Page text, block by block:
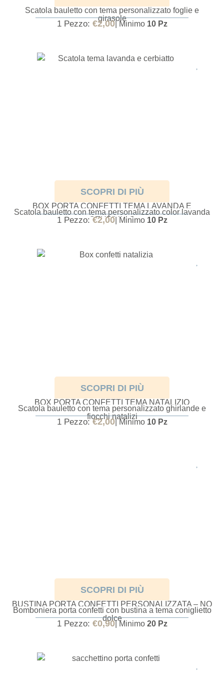
BOX PORTA CONFETTI TEMA FOGLIE E GIRASOLE
Scatola bauletto con tema personalizzato foglie e
girasole
1 Pezzo: €2,00| Minimo 10 Pz
SCOPRI DI PIÙ
BOX PORTA CONFETTI TEMA LAVANDA E
CERBIATTO
Scatola bauletto con tema personalizzato color lavanda
1 Pezzo:€2,00| Minimo 10 Pz
SCOPRI DI PIÙ
BOX PORTA CONFETTI TEMA NATALIZIO
CAVALLUCCIO
Scatola bauletto con tema personalizzato ghirlande e
fiocchi natalizi
1 Pezzo:€2,00| Minimo 10 Pz
SCOPRI DI PIÙ
BUSTINA PORTA CONFETTI PERSONALIZZATA – NO
CONFETTI
Bomboniera porta confetti con bustina a tema coniglietto
dolce
1 Pezzo: €0,90| Minimo 20 Pz